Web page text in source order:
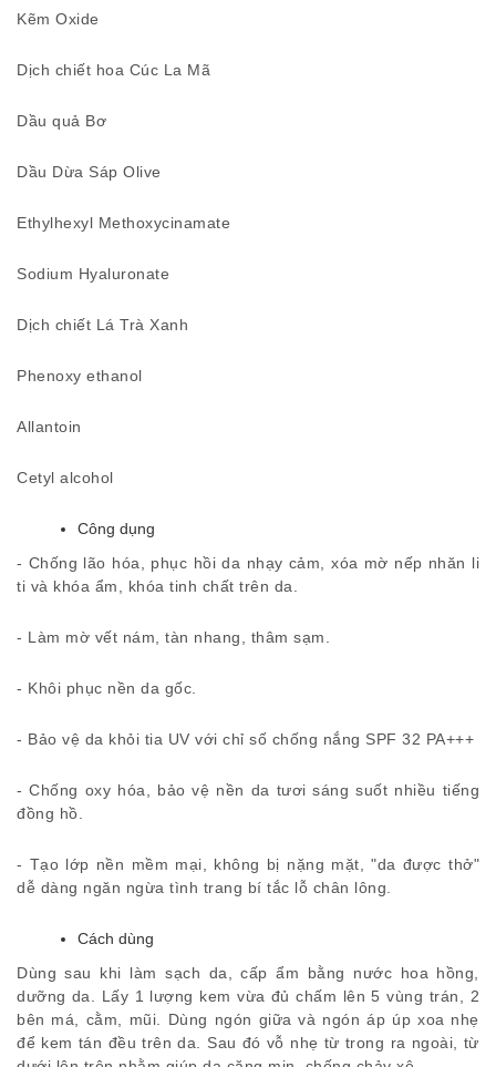
Kẽm Oxide
Dịch chiết hoa Cúc La Mã
Dầu quả Bơ
Dầu Dừa Sáp Olive
Ethylhexyl Methoxycinamate
Sodium Hyaluronate
Dịch chiết Lá Trà Xanh
Phenoxy ethanol
Allantoin
Cetyl alcohol
Công dụng
- Chống lão hóa, phục hồi da nhạy cảm, xóa mờ nếp nhăn li
ti và khóa ẩm, khóa tinh chất trên da.
- Làm mờ vết nám, tàn nhang, thâm sạm.
- Khôi phục nền da gốc.
- Bảo vệ da khỏi tia UV với chỉ số chống nắng SPF 32 PA+++
- Chống oxy hóa, bảo vệ nền da tươi sáng suốt nhiều tiếng
đồng hồ.
- Tạo lớp nền mềm mại, không bị nặng mặt, "da được thở"
dễ dàng ngăn ngừa tình trang bí tắc lỗ chân lông.
Cách dùng
Dùng sau khi làm sạch da, cấp ẩm bằng nước hoa hồng,
dưỡng da. Lấy 1 lượng kem vừa đủ chấm lên 5 vùng trán, 2
bên má, cằm, mũi. Dùng ngón giữa và ngón áp úp xoa nhẹ
để kem tán đều trên da. Sau đó vỗ nhẹ từ trong ra ngoài, từ